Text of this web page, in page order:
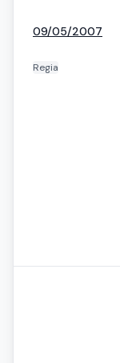
09/05/2007
Regia